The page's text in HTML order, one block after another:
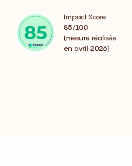
Impact Score
85/100
(mesure réalisée
en avril 2026)